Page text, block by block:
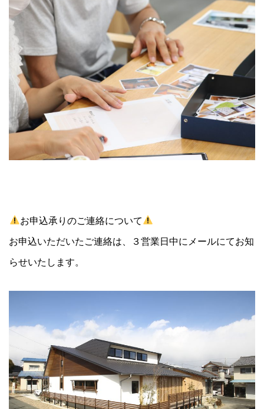
お申込承りのご連絡について
お申込いただいたご連絡は、３営業日中にメールにてお知
らせいたします。